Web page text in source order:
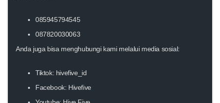
085945794545
087820030063
Anda juga bisa menghubungi kami melalui media sosial:
Tiktok: hivefive_id
Facebook: Hivefive